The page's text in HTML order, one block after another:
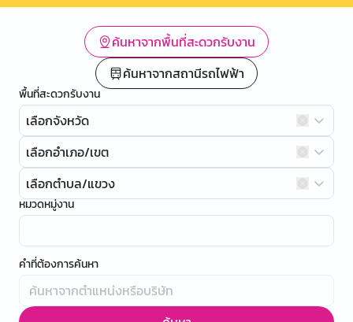
ค้นหาจากพื้นที่สะดวกรับงาน
ค้นหาจากสถานีรถไฟฟ้า
พื้นที่สะดวกรับงาน
เลือกจังหวัด
เลือกอำเภอ/เขต
เลือกตำบล/แขวง
หมวดหมู่งาน
คำที่ต้องการค้นหา